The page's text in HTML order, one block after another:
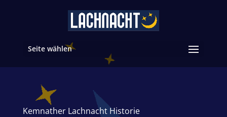
Seite wählen
Kemnather Lachnacht Historie